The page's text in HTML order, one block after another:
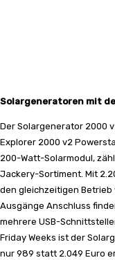
Solargeneratoren mit
Der Solargenerator 2000
Explorer 2000 v2
200-Watt-Solarmodul,
Jackery-Sortiment. Mit
den gleichzeitigen
Ausgänge Anschluss
mehrere USB-
Friday Weeks ist der
nur 989 statt 2.049 Euro